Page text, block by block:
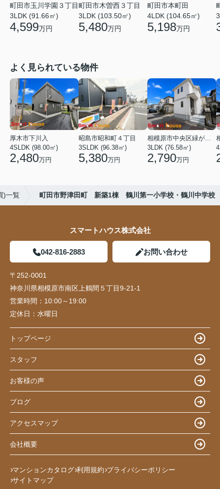
町田市玉川学園３丁目
3LDK (91.66㎡)
4,599万円
町田市木曽西３丁目
3LDK (103.50㎡)
5,480万円
町田市本町田
4LDK (104.65㎡)
5,198万円
よく見られている物件
厚木市下川入
4SLDK (98.00㎡)
2,480万円
昭島市昭和町４丁目
3SLDK (96.38㎡)
5,380万円
相模原市中央区緑が丘１丁目
3LDK (76.58㎡)
2,790万円
)一覧 町田市野津田町 新築1棟 鶴川第一小学校・鶴川中学校
スマートハウス株式会社
042-816-2883 お問い合わせ
〒252-0001
神奈川県相模原市南区上鶴間５丁目9-21-1
営業時間： 10:00～19:00
定休日： 水曜日
トップページ
スタッフ
お客様の声
ブログ
アクセスマップ
会社概要
マンションカタログ 利用規約 プライバシーポリシー
サイトマップ